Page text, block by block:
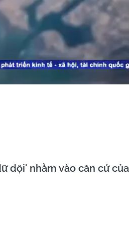
dội' nhằm vào căn cứ của